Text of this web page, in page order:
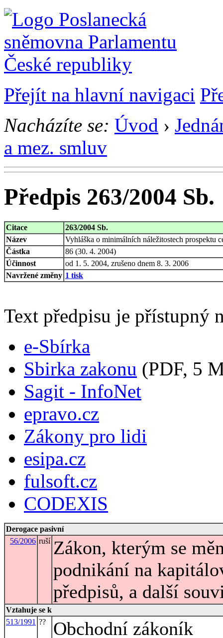
Přejít na hlavní navigaci
Nacházíte se: Úvod ›
a mez. smluv
Předpis 263/2004 Sb.
Citace
263/2004 Sb.
Název
Vyhláška o minimálních náležitostech prospektu
Částka
86 (30. 4. 2004)
Účinnost
od 1. 5. 2004, zrušeno dnem 8. 3. 2006
Navržené změny 1 tisk
Text předpisu je přístupný
e-Sbírka
Sbirka zakonu (PDF, 5
Sagit - InfoNet
epravo.cz
Zákony pro lidi
esipa.cz
fulsoft.cz
CODEXIS
Derogace pasivní
56/2006 ruší Zákon, kterým se
podnikání na
předpisů, a další
Vztahuje se k
513/1991 ?? Obchodní zákoník